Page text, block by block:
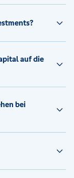
auf die
bei